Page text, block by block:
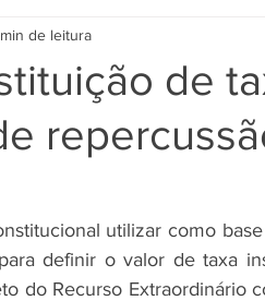
de
de leitura
utilizar como
definir o valor de taxa
do Recurso Extraordinário